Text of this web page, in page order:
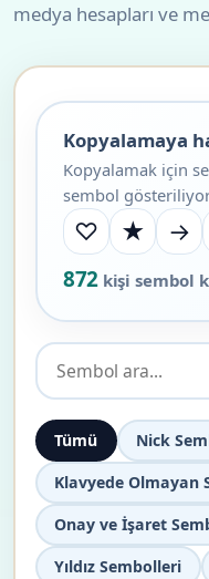
medya hesapları ve
Kopyalamaya
Kopyalamak için
sembol
♡ ★ →
872kişi sembol
Sembol ara...
Tümü
Nick
Klavyede Olmayan
Onay ve İşaret
Yıldız Sembolleri